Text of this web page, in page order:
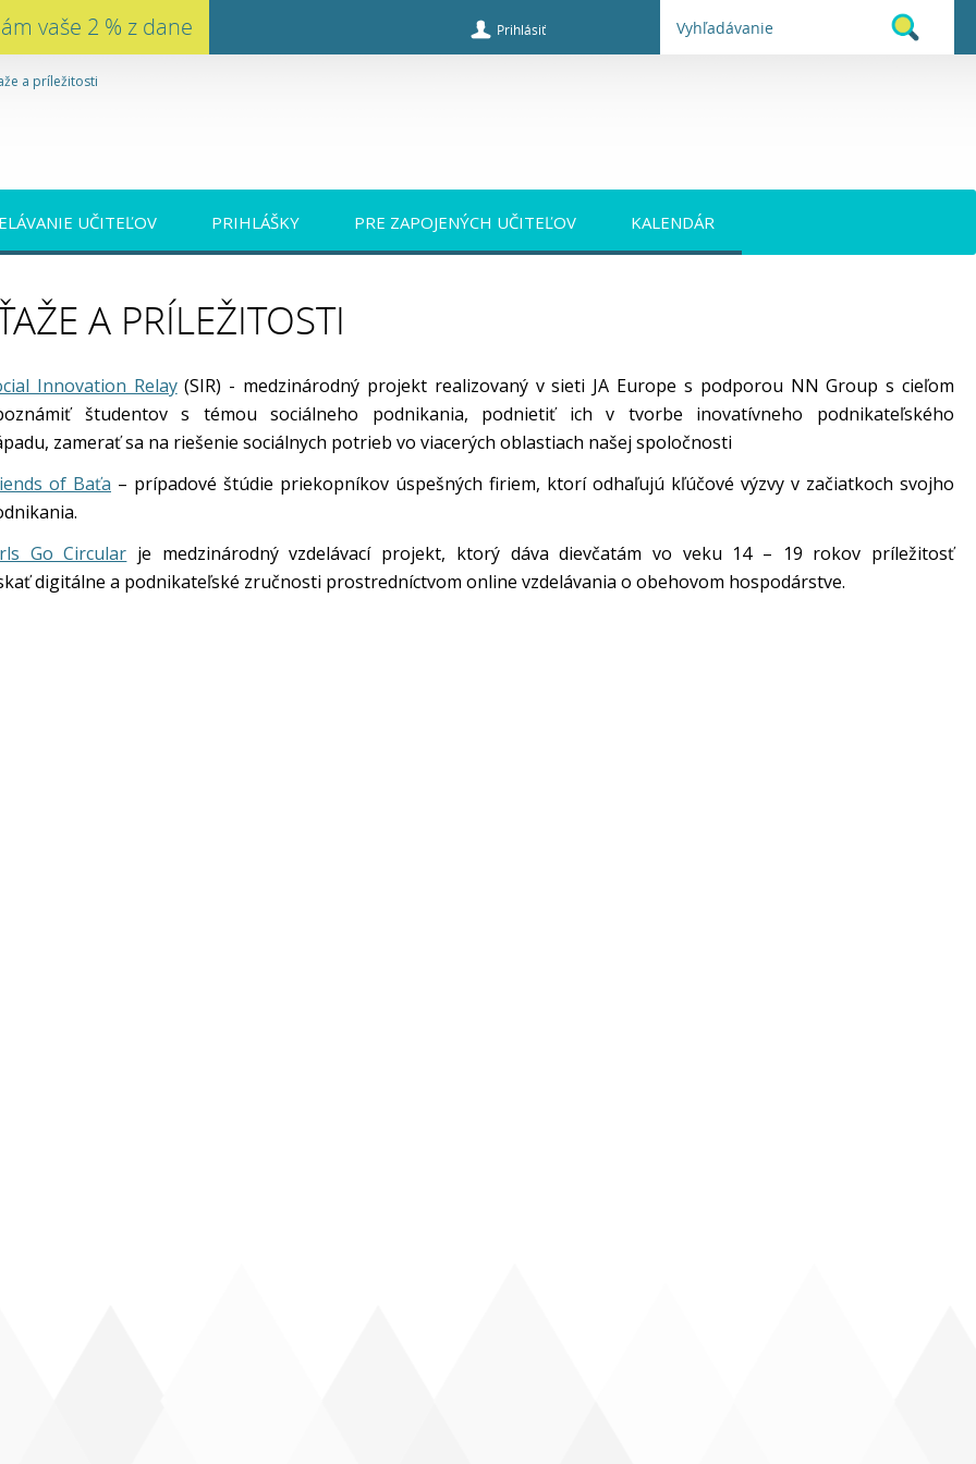
vaše 2 % z dane Prihlásiť
a príležitosti
UČITEĽOV PRIHLÁŠKY PRE ZAPOJENÝCH UČITEĽOV KALENDÁR
A PRÍLEŽITOSTI
Innovation Relay(SIR) - medzinárodný projekt realizovaný v sieti JA Europe s podporou NN Group s cieľom
študentov s témou sociálneho podnikania, podnietiť ich v tvorbe inovatívneho podnikateľského
zamerať sa na riešenie sociálnych potrieb vo viacerých oblastiach našej spoločnosti
of Baťa – prípadové štúdie priekopníkov úspešných firiem, ktorí odhaľujú kľúčové výzvy v začiatkoch svojho
Go Circular je medzinárodný vzdelávací projekt, ktorý dáva dievčatám vo veku 14 – 19 rokov príležitosť
digitálne a podnikateľské zručnosti prostredníctvom online vzdelávania o obehovom hospodárstve.